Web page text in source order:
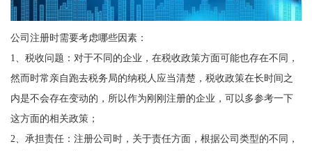
公司注册时需要考虑哪些因素：
1、税收问题：对于不同的企业，在税收政策方面可能也存在不同，
然而时常亲自跑去税务局的纳税人应当清楚，税收政策在长时间之
内是不会存在变动的，所以作为刚刚注册的企业，可以多参考一下
这方面的相关政策；
2、承担责任：注册公司时，关于责任方面，根据公司类型的不同，